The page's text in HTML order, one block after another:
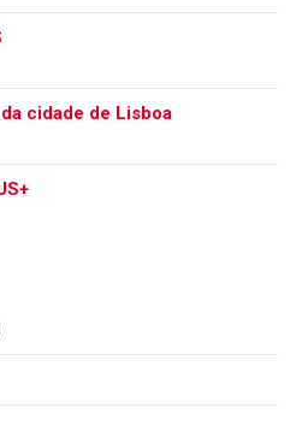
cidade de Lisboa